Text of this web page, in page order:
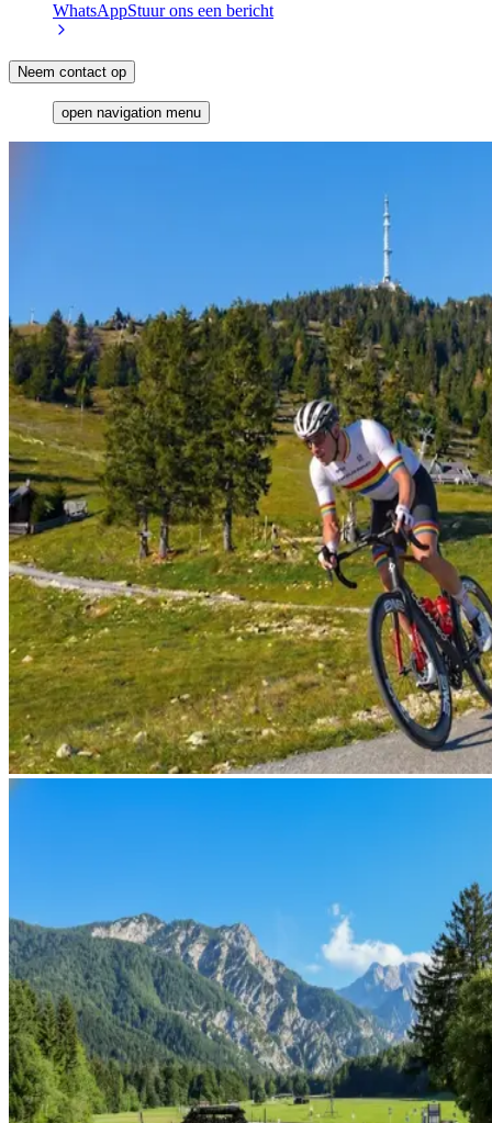
WhatsAppStuur ons een bericht
Neem contact op
open navigation menu